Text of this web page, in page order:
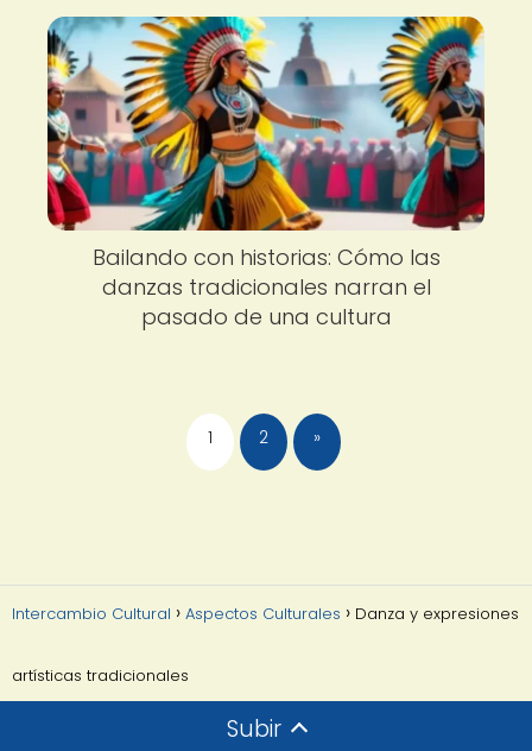
Bailando con historias: Cómo las
danzas tradicionales narran el
pasado de una cultura
1 2 »
Intercambio Cultural Aspectos Culturales Danza y expresiones
artísticas tradicionales
Subir